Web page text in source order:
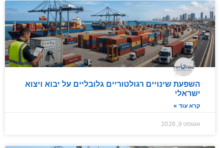
השפעת שינויים רגולטוריים גלובליים על יבוא ויצוא
ישראלי
קרא עוד »
אוגוסט 9, 2026